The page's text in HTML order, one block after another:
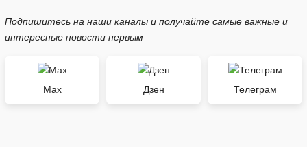
Подпишитесь на наши каналы и получайте самые важные и
интересные новости первым
Max Дзен Телеграм